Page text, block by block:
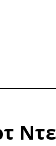
Ντε